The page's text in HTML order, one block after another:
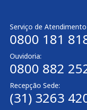
Serviço de
0800 181
Ouvidoria:
0800 882
Recepção Sede:
(31) 3263